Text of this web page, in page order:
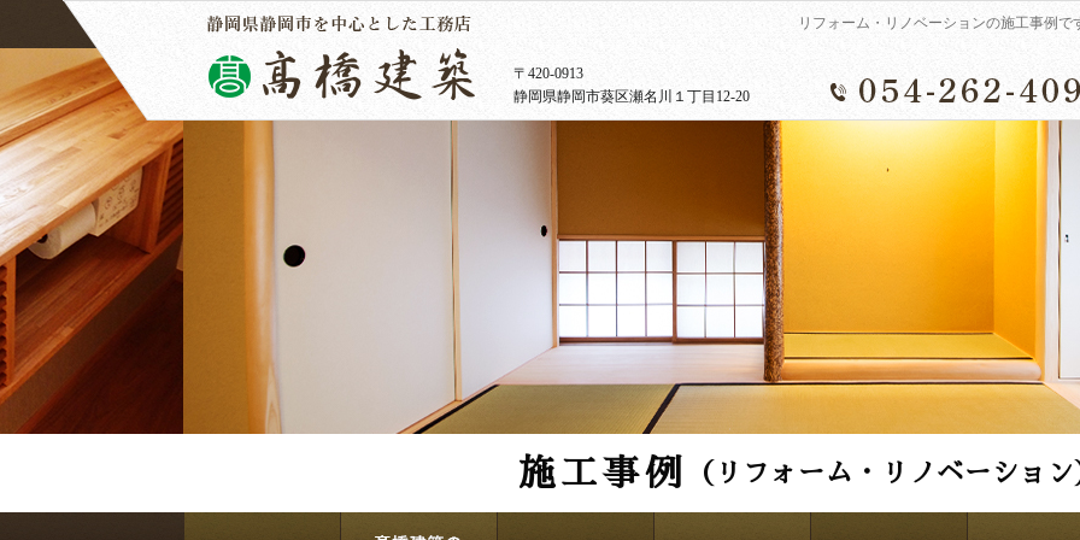
〒420-0913
静岡県静岡市葵区瀬名川１丁目12-20
リフォーム・リノベーションの施工事例で
施工事例 （リフォーム・リノベーショ